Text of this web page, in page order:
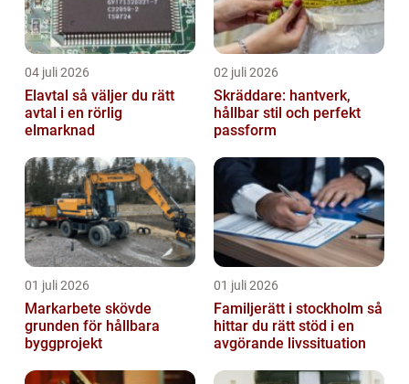
04 juli 2026
Elavtal så väljer du rätt
avtal i en rörlig
elmarknad
02 juli 2026
Skräddare: hantverk,
hållbar stil och perfekt
passform
01 juli 2026
Markarbete skövde
grunden för hållbara
byggprojekt
01 juli 2026
Familjerätt i stockholm så
hittar du rätt stöd i en
avgörande livssituation